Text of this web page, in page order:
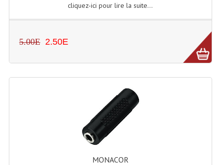
Haut-Parleurs Amplis Guitare
Lecteurs Audio & Sources
Lecteurs Cd À Plats
Lecteurs Cd À Plats Lecteur MP3
Lecteurs Double Cd Mixage Intégrée
cliquez-ici pour lire la suite...
5.00E 2.50E
MONACOR